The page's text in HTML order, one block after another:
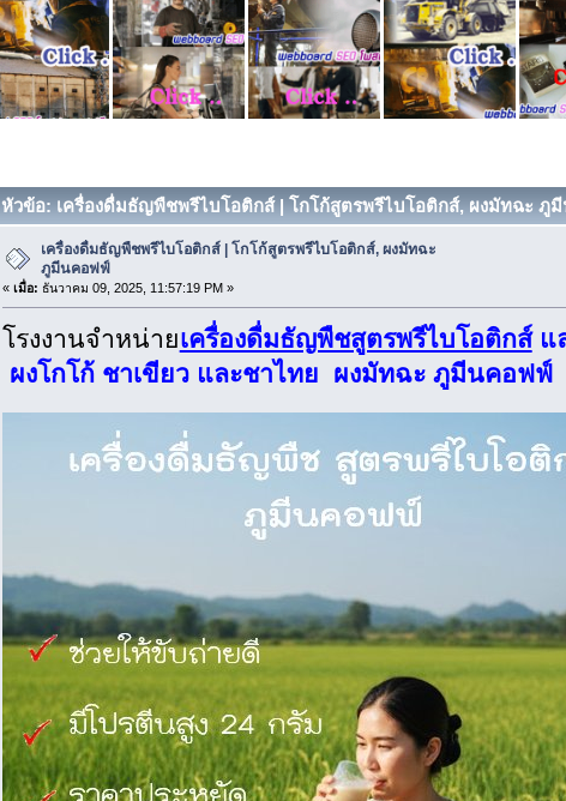
หัวข้อ: เครื่องดื่มธัญพืชพรีไบโอติกส์ | โกโก้สูตรพรีไบโอติกส์, ผงมัทฉะ ภู
เครื่องดื่มธัญพืชพรีไบโอติกส์ | โกโก้สูตรพรีไบโอติกส์, ผงมัทฉะ
ภูมีนคอฟฟ์
« เมื่อ: ธันวาคม 09, 2025, 11:57:19 PM »
โรงงานจำหน่ายเครื่องดื่มธัญพืชสูตรพรีไบโอติกส์แ
ผงโกโก้ ชาเขียว และชาไทย ผงมัทฉะ ภูมีนคอฟฟ์